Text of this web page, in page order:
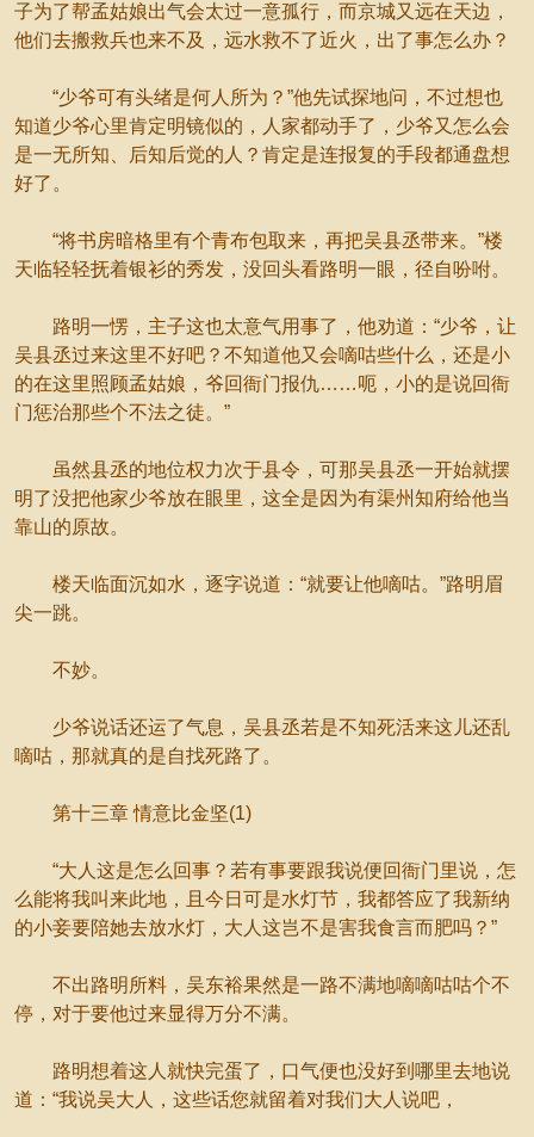
子为了帮孟姑娘出气会太过一意孤行，而京城又远在天边，
他们去搬救兵也来不及，远水救不了近火，出了事怎么办？
“少爷可有头绪是何人所为？”他先试探地问，不过想也
知道少爷心里肯定明镜似的，人家都动手了，少爷又怎么会
是一无所知、后知后觉的人？肯定是连报复的手段都通盘想
好了。
“将书房暗格里有个青布包取来，再把吴县丞带来。”楼
天临轻轻抚着银衫的秀发，没回头看路明一眼，径自吩咐。
路明一愣，主子这也太意气用事了，他劝道：“少爷，让
吴县丞过来这里不好吧？不知道他又会嘀咕些什么，还是小
的在这里照顾孟姑娘，爷回衙门报仇……呃，小的是说回衙
门惩治那些个不法之徒。”
虽然县丞的地位权力次于县令，可那吴县丞一开始就摆
明了没把他家少爷放在眼里，这全是因为有渠州知府给他当
靠山的原故。
楼天临面沉如水，逐字说道：“就要让他嘀咕。”路明眉
尖一跳。
不妙。
少爷说话还运了气息，吴县丞若是不知死活来这儿还乱
嘀咕，那就真的是自找死路了。
第十三章 情意比金坚(1)
“大人这是怎么回事？若有事要跟我说便回衙门里说，怎
么能将我叫来此地，且今日可是水灯节，我都答应了我新纳
的小妾要陪她去放水灯，大人这岂不是害我食言而肥吗？”
不出路明所料，吴东裕果然是一路不满地嘀嘀咕咕个不
停，对于要他过来显得万分不满。
路明想着这人就快完蛋了，口气便也没好到哪里去地说
道：“我说吴大人，这些话您就留着对我们大人说吧，